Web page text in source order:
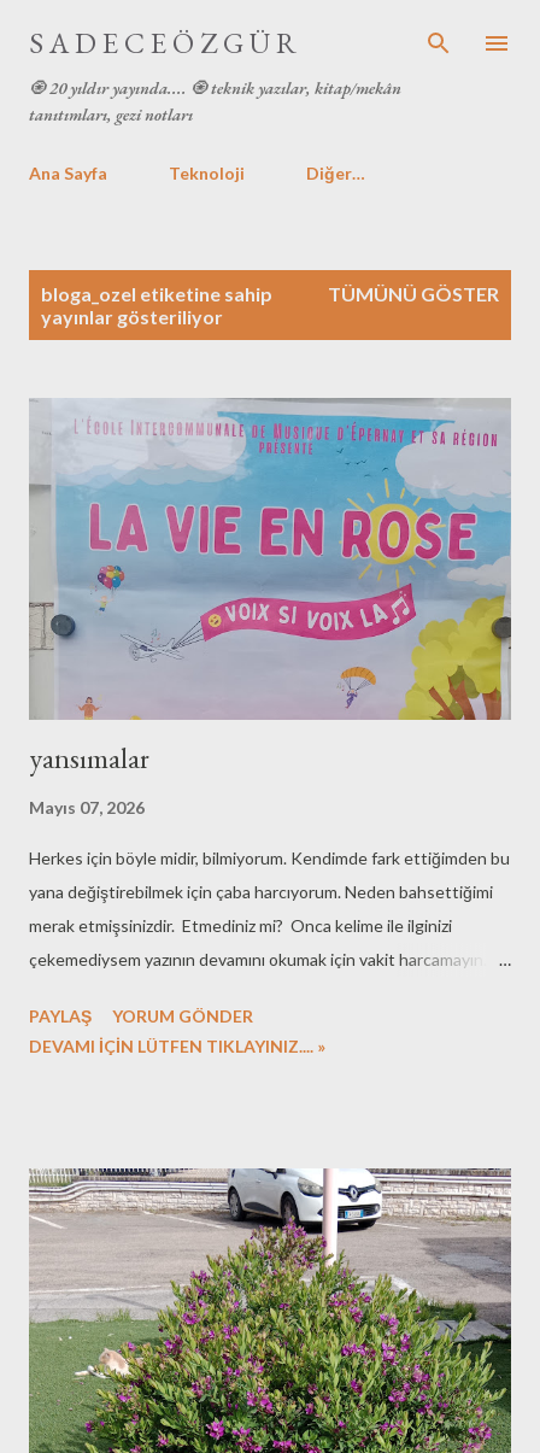
Ana içeriğe atla
S A D E C E Ö Z G Ü R
🧿 20 yıldır yayında.... 🧿 teknik yazılar, kitap/mekân
tanıtımları, gezi notları
Ana Sayfa Teknoloji Diğer…
bloga_ozel etiketine sahip
yayınlar gösteriliyor
TÜMÜNÜ GÖSTER
yansımalar
Mayıs 07, 2026
Herkes için böyle midir, bilmiyorum. Kendimde fark ettiğimden bu
yana değiştirebilmek için çaba harcıyorum. Neden bahsettiğimi
merak etmişsinizdir. Etmediniz mi? Onca kelime ile ilginizi
çekemediysem yazının devamını okumak için vakit harcamayın.
irdeleyeceğim, ama önce biraz geriye gidelim. Bir şeyleri yapmak
tek başına yeterli gelmiyor çoğu kez. Gördüğüm, duyduğum,
Türkçe içerik azlığına çözüm gibi ulvi bir amaç uydurmuştum,
neden yazıyorsun diye soranlara. Dönüp baktığımda aslında o
gün de bugün gibi yapıp ettiklerimin başkalarından yansımalarını
arıyormuşum. Yansıma... Ne garip ve bir o kadar da ele verici bir
kelime. Eskiden, internete modemlerin cızırtılı sesleriyle
bağlandığımız, ekranların henüz cebimize girmediği zama...
PAYLAŞ
YORUM GÖNDER
DEVAMI İÇİN LÜTFEN TIKLAYINIZ.... »